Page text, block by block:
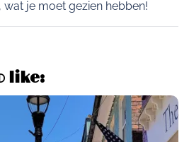
wat je moet gezien hebben!
like: